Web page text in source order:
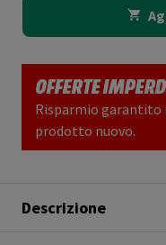
OFFERTE
Risparmio
prodotto nuovo.
Descrizione